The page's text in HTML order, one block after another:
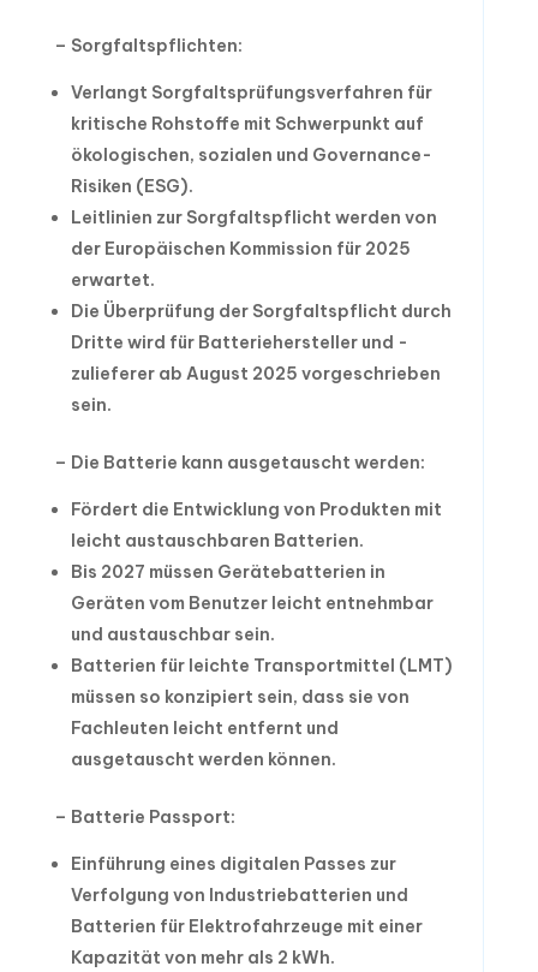
– Sorgfaltspflichten:
Verlangt Sorgfaltsprüfungsverfahren für
kritische Rohstoffe mit Schwerpunkt auf
ökologischen, sozialen und Governance-
Risiken (ESG).
Leitlinien zur Sorgfaltspflicht werden von
der Europäischen Kommission für 2025
erwartet.
Die Überprüfung der Sorgfaltspflicht durch
Dritte wird für Batteriehersteller und -
zulieferer ab August 2025 vorgeschrieben
sein.
– Die Batterie kann ausgetauscht werden:
Fördert die Entwicklung von Produkten mit
leicht austauschbaren Batterien.
Bis 2027 müssen Gerätebatterien in
Geräten vom Benutzer leicht entnehmbar
und austauschbar sein.
Batterien für leichte Transportmittel (LMT)
müssen so konzipiert sein, dass sie von
Fachleuten leicht entfernt und
ausgetauscht werden können.
– Batterie Passport:
Einführung eines digitalen Passes zur
Verfolgung von Industriebatterien und
Batterien für Elektrofahrzeuge mit einer
Kapazität von mehr als 2 kWh.